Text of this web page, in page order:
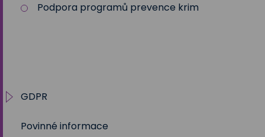
Podpora programů prevence krim
GDPR
Práva subjektu
Povinné informace